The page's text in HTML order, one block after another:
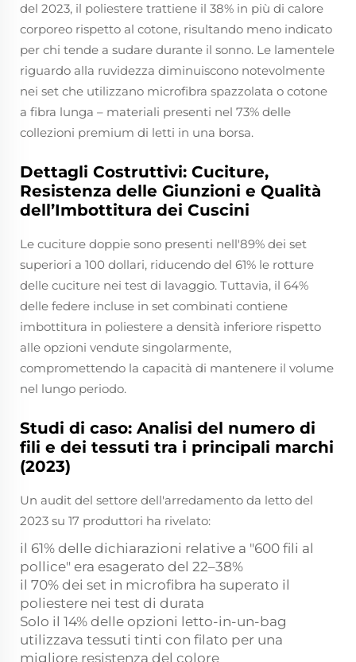
del 2023, il poliestere trattiene il 38% in più di calore
corporeo rispetto al cotone, risultando meno indicato
per chi tende a sudare durante il sonno. Le lamentele
riguardo alla ruvidezza diminuiscono notevolmente
nei set che utilizzano microfibra spazzolata o cotone
a fibra lunga – materiali presenti nel 73% delle
collezioni premium di letti in una borsa.
Dettagli Costruttivi: Cuciture,
Resistenza delle Giunzioni e Qualità
dell’Imbottitura dei Cuscini
Le cuciture doppie sono presenti nell'89% dei set
superiori a 100 dollari, riducendo del 61% le rotture
delle cuciture nei test di lavaggio. Tuttavia, il 64%
delle federe incluse in set combinati contiene
imbottitura in poliestere a densità inferiore rispetto
alle opzioni vendute singolarmente,
compromettendo la capacità di mantenere il volume
nel lungo periodo.
Studi di caso: Analisi del numero di
fili e dei tessuti tra i principali marchi
(2023)
Un audit del settore dell'arredamento da letto del
2023 su 17 produttori ha rivelato:
il 61% delle dichiarazioni relative a "600 fili al
pollice" era esagerato del 22–38%
il 70% dei set in microfibra ha superato il
poliestere nei test di durata
Solo il 14% delle opzioni letto-in-un-bag
utilizzava tessuti tinti con filato per una
migliore resistenza del colore